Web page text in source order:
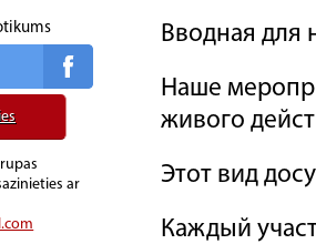
ar
Вводная для
Наше
живого
Этот вид
Каждый